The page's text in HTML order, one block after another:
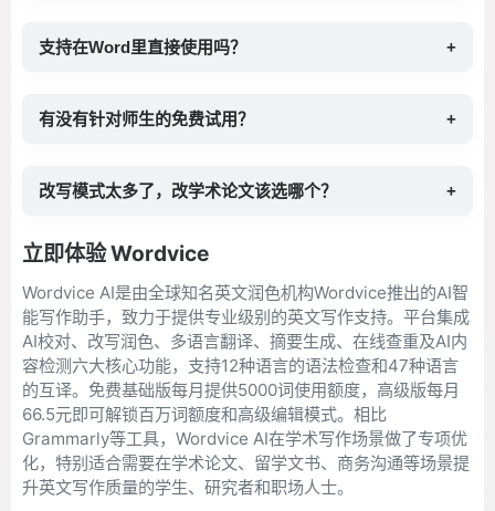
支持在Word里直接使用吗？ +
有没有针对师生的免费试用？ +
改写模式太多了，改学术论文该选哪个？ +
立即体验 Wordvice
Wordvice AI是由全球知名英文润色机构Wordvice推出的AI智
能写作助手，致力于提供专业级别的英文写作支持。平台集成
AI校对、改写润色、多语言翻译、摘要生成、在线查重及AI内
容检测六大核心功能，支持12种语言的语法检查和47种语言
的互译。免费基础版每月提供5000词使用额度，高级版每月
66.5元即可解锁百万词额度和高级编辑模式。相比
Grammarly等工具，Wordvice AI在学术写作场景做了专项优
化，特别适合需要在学术论文、留学文书、商务沟通等场景提
升英文写作质量的学生、研究者和职场人士。